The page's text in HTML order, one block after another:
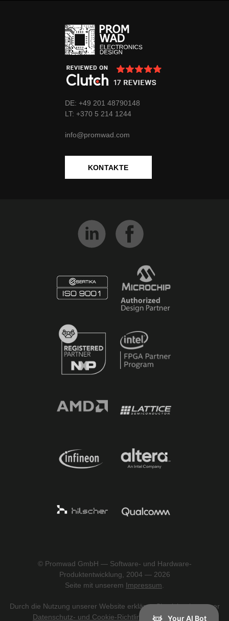
DE: +49 201 48790148
LT: +3705 214 1244
info@promwad.com
KONTAKTE
© Promwad GmbH — Software- und Hardware-
Produktentwicklung, 2004 — 2026
Seite mit unserem Impressum.
Durch die Nutzung unserer Website erklären Sie sich mit unserer
Datenschutz- und Cookie-Richtlinie einverstanden .